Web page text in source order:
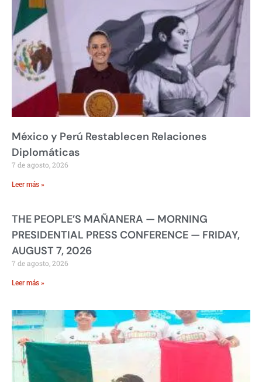
México y Perú Restablecen Relaciones
Diplomáticas
7 de agosto, 2026
Leer más »
THE PEOPLE’S MAÑANERA — MORNING
PRESIDENTIAL PRESS CONFERENCE — FRIDAY,
AUGUST 7, 2026
7 de agosto, 2026
Leer más »